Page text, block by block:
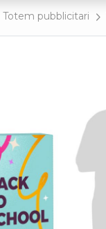
Totem pubblicitari